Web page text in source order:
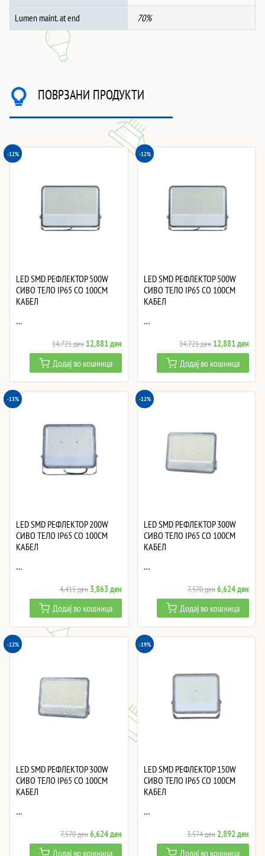
Lumen maint. at end 70%
ПОВРЗАНИ ПРОДУКТИ
-12%
LED SMD РЕФЛЕКТОР 500W
СИВО ТЕЛО IP65 СО 100CM
КАБЕЛ
…
14,721ден Original
price
was:
14,721 ден.
12,881денCurrent
price
is:
12,881 ден.
Додај во кошница
-12%
LED SMD РЕФЛЕКТОР 500W
СИВО ТЕЛО IP65 СО 100CM
КАБЕЛ
…
14,721ден Original
price
was:
14,721 ден.
12,881ден
price
is:
Додај во кошница
-13%
LED SMD РЕФЛЕКТОР 200W
СИВО ТЕЛО IP65 СО 100CM
КАБЕЛ
…
4,415ден Original
price
was:
4,415 ден.
3,863денCurrent
price
is:
3,863 ден.
Додај во кошница
-12%
LED SMD РЕФЛЕКТОР 300W
СИВО ТЕЛО IP65 СО 100CM
КАБЕЛ
…
7,570денOriginal
price
was:
7,570 ден.
6,624ден
price
is:
Додај во кошница
-12%
LED SMD РЕФЛЕКТОР 300W
СИВО ТЕЛО IP65 СО 100CM
КАБЕЛ
…
7,570денOriginal
price
6,624денCurrent
price
Додај во кошница
-19%
LED SMD РЕФЛЕКТОР 150W
СИВО ТЕЛО IP65 СО 100CM
КАБЕЛ
…
3,574ден Original
price
2,892ден
price
Додај во кошница